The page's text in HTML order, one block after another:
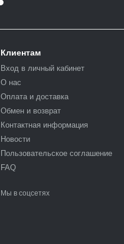
Клиентам
Вход в личный кабинет
О нас
Оплата и доставка
Обмен и возврат
Контактная информация
Новости
Пользовательское соглашение
FAQ
Мы в соцсетях